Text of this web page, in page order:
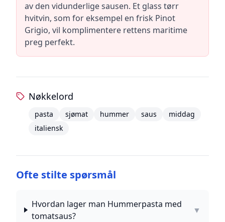
av den vidunderlige sausen. Et glass tørr
hvitvin, som for eksempel en frisk Pinot
Grigio, vil komplimentere rettens maritime
preg perfekt.
Nøkkelord
pasta sjømat hummer saus
middag
italiensk
Ofte stilte spørsmål
Hvordan lager man Hummerpasta med
tomatsaus?
▼